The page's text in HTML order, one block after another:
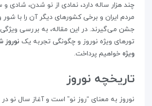
چند هزار ساله دارد، نمادی از نو شدن،
مردم ایران و برخی کشورهای دیگر آن را با
جشن می‌گیرند. در این مقاله، به بررسی
تورهای ویژه نوروز و چگونگی تجربه یک نوروز
ویژه خواهیم پرداخت.
تاریخچه نوروز
نوروز به معنای “روز نو” است و آغاز سال نو